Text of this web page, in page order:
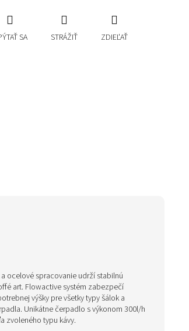
SA STRÁŽIŤ ZDIEĽAŤ
ocelové spracovanie udrží stabilnú
art. Flowactive systém zabezpečí
výšky pre všetky typy šálok a
Unikátne čerpadlo s výkonom 300l/h
zvoleného typu kávy.